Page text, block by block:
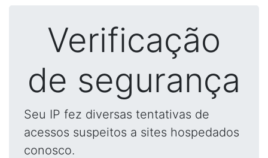
Verificação
de segurança
Seu IP fez diversas tentativas de
acessos suspeitos a sites hospedados
conosco.